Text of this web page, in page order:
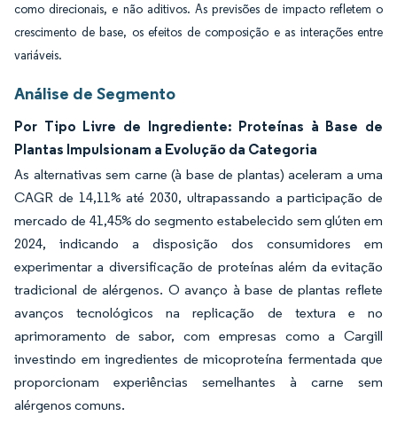
como direcionais, e não aditivos. As previsões de impacto refletem o
crescimento de base, os efeitos de composição e as interações entre
variáveis.
Análise de Segmento
Por Tipo Livre de Ingrediente: Proteínas à Base de
Plantas Impulsionam a Evolução da Categoria
As alternativas sem carne (à base de plantas) aceleram a uma
CAGR de 14,11% até 2030, ultrapassando a participação de
mercado de 41,45% do segmento estabelecido sem glúten em
2024, indicando a disposição dos consumidores em
experimentar a diversificação de proteínas além da evitação
tradicional de alérgenos. O avanço à base de plantas reflete
avanços tecnológicos na replicação de textura e no
aprimoramento de sabor, com empresas como a Cargill
investindo em ingredientes de micoproteína fermentada que
proporcionam experiências semelhantes à carne sem
alérgenos comuns.